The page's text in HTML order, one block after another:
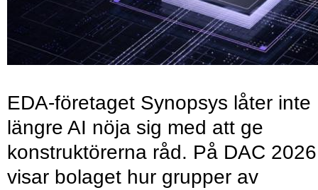
EDA-företaget Synopsys låter inte
längre AI nöja sig med att ge
konstruktörerna råd. På DAC 2026
visar bolaget hur grupper av